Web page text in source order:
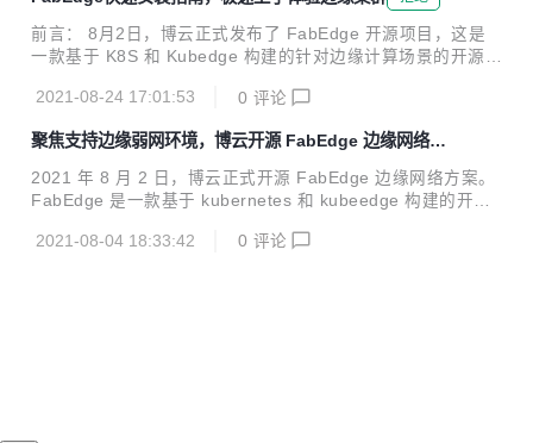
KubeEdge 集群。但是 K8S + KubeEdge 的部署比较复杂，
导致使用 FabEdge 的门槛过高。我们推出一键部署 K8S + K
ubeEdge 的功能，方便用户快速上手。 自...
前言： 8月2日，博云正式发布了 FabEdge 开源项目，这是
一款基于 K8S 和 Kubedge 构建的针对边缘计算场景的开源网
FabEdge 提出了很多宝贵的建议。同时，我们注意到用户在
s + Kubedge 集群，而无法体验 FabEdge 的挑战。 因此，
针对这一问题，FabEdge 团队推出了一键部署K8S 和 Kubed
ge 的功能，本期文章将介绍使用该功能快速部署集群，从而
极速上手体验 FabEdge 项目。 快速部署K8S集群 安装条件
遵循 ...
2021-08-24 17:01:53 0 评论
聚焦支持边缘弱网环境，博云开源 FabEdge 边缘网络方
案
2021 年 8 月 2 日，博云正式开源 FabEdge 边缘网络方案。
FabEdge 是一款基于 kubernetes 和 kubeedge 构建的开源
络割裂互不通信、缺少服务发现、缺少拓扑感知能力、无法提
2021-08-04 18:33:42 0 评论